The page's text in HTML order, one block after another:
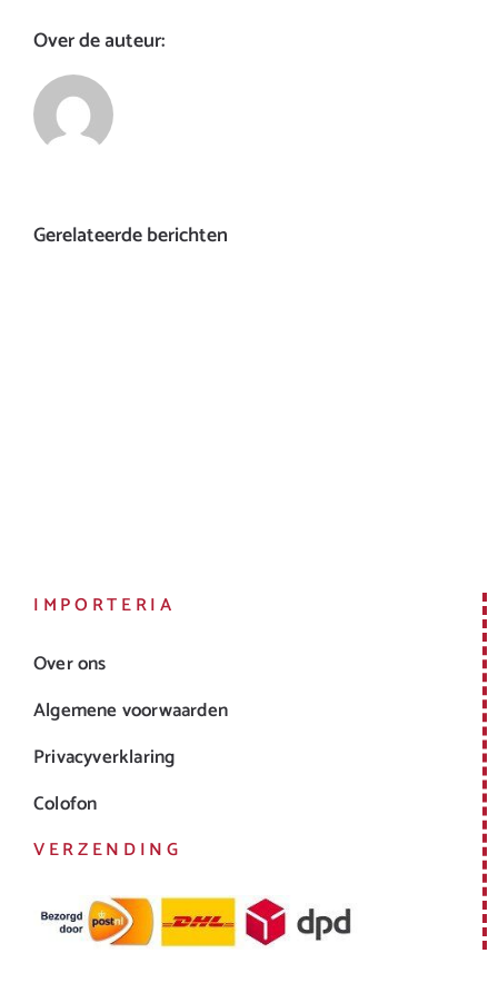
Over de auteur:
Gerelateerde berichten
IMPORTERIA
Over ons
Algemene voorwaarden
Privacyverklaring
Colofon
VERZENDING